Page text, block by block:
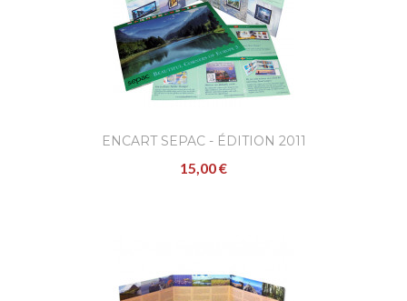
ENCART SEPAC - ÉDITION 2011
15,00 €